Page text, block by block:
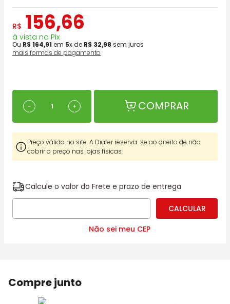
R$ 156,66
à vista no Pix
Ou R$ 164,91 em 5x de R$ 32,98 sem juros
mais formas de pagamento
＋
－ COMPRAR
Preço válido no site. A Diafer reserva-se ao direito de não
cobrir o preço nas lojas físicas.
Calcule o valor do Frete e prazo de entrega
Não sei meu CEP
Compre junto